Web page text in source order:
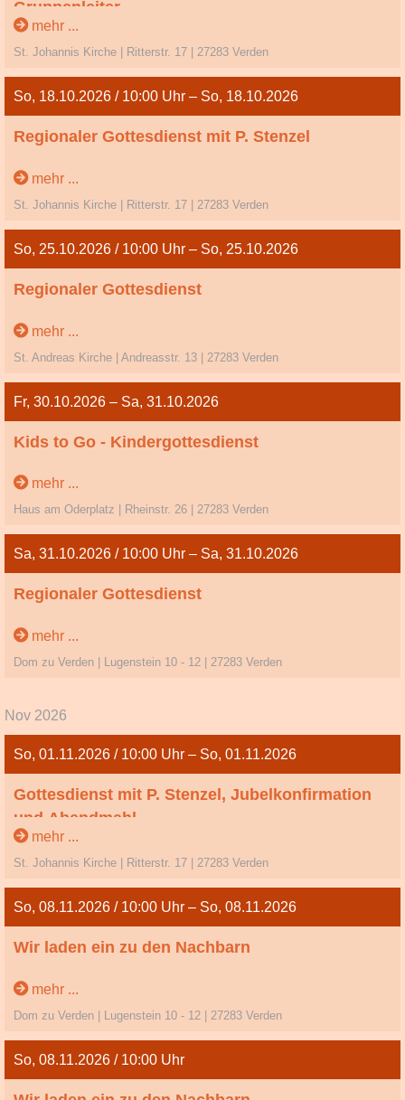
Gruppenleiter
mehr ...
St. Johannis Kirche | Ritterstr. 17 | 27283 Verden
So, 18.10.2026 / 10:00 Uhr – So, 18.10.2026
Regionaler Gottesdienst mit P. Stenzel
20. So. n. Trinitatis
mehr ...
St. Johannis Kirche | Ritterstr. 17 | 27283 Verden
So, 25.10.2026 / 10:00 Uhr – So, 25.10.2026
Regionaler Gottesdienst
21. So. n. Trinitatis
mehr ...
St. Andreas Kirche | Andreasstr. 13 | 27283 Verden
Fr, 30.10.2026 – Sa, 31.10.2026
Kids to Go - Kindergottesdienst
Kindergottesdienst mit Übernachtung im Haus an
Oderplatz
mehr ...
Haus am Oderplatz | Rheinstr. 26 | 27283 Verden
Sa, 31.10.2026 / 10:00 Uhr – Sa, 31.10.2026
Regionaler Gottesdienst
Reformationstag
mehr ...
Dom zu Verden | Lugenstein 10 - 12 | 27283 Verden
Nov 2026
So, 01.11.2026 / 10:00 Uhr – So, 01.11.2026
Gottesdienst mit P. Stenzel, Jubelkonfirmation
und Abendmahl
Es werden besonders eingeladen:
Goldene: 1975-1976
Diamant: 1965-1966
Gnaden: 1955-1956
mehr ...
St. Johannis Kirche | Ritterstr. 17 | 27283 Verden
So, 08.11.2026 / 10:00 Uhr – So, 08.11.2026
Wir laden ein zu den Nachbarn
Drittletzter Sonntag des Kirchenjahres
mehr ...
Dom zu Verden | Lugenstein 10 - 12 | 27283 Verden
So, 08.11.2026 / 10:00 Uhr